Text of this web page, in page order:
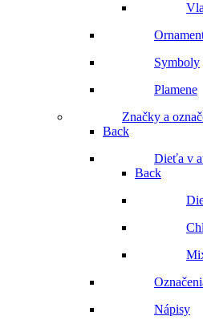
Symboly
Plamene
Značky a
Back
Dieťa v
Back
Nápisy